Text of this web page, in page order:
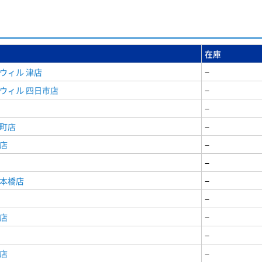
在庫
ィル 津店
−
ィル 四日市店
−
−
店
−
−
−
橋店
−
−
−
−
−